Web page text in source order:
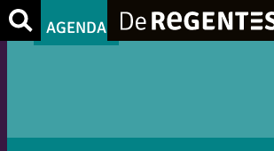
Zoek
AGENDA